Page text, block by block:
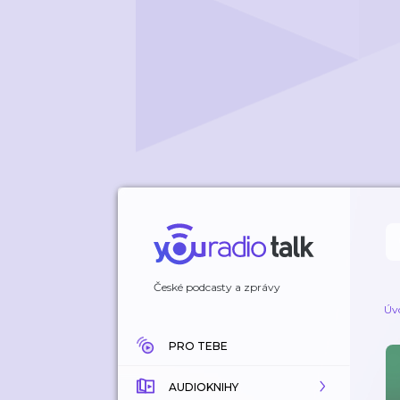
České podcasty a zprávy
PRO TEBE
AUDIOKNIHY